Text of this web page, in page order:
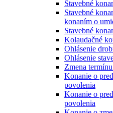
Stavebné
Stavebné
konaním o
Stavebné
Kolaudačné
Ohlásenie
Ohlásenie
Zmena
Konanie o
povolenia
Konanie o
povolenia